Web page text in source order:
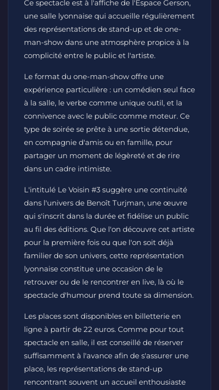
Ce spectacle est à l'affiche de l'Espace Gerson,
une salle lyonnaise qui accueille régulièrement
des représentations de stand-up et de one-
man-show dans une atmosphère propice à la
complicité entre le public et l'artiste.
Le format du one-man-show offre une
expérience particulière : un comédien seul face
à la salle, le verbe comme unique outil, et la
connivence avec le public comme moteur. Ce
type de soirée se prête à une sortie détendue,
en compagnie d'amis ou en famille, pour
partager un moment de légèreté et de rire
dans un cadre intimiste.
L'intitulé Le Voisin #3 suggère une continuité
dans l'univers de Benoît Turjman, une œuvre
qui s'inscrit dans la durée et fidélise un public
au fil des éditions. Que l'on découvre cet artiste
pour la première fois ou que l'on soit déjà
familier de son univers, cette représentation
lyonnaise constitue une occasion de le
retrouver ou de le rencontrer en live, là où le
spectacle d'humour prend toute sa dimension.
Les places sont disponibles en billetterie en
ligne à partir de 22 euros. Comme pour tout
spectacle en salle, il est conseillé de réserver
suffisamment à l'avance afin de s'assurer une
place, les représentations de stand-up
rencontrant souvent un accueil enthousiaste